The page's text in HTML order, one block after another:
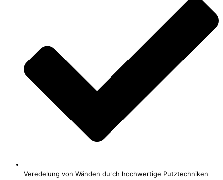
Veredelung von Wänden durch hochwertige Putztechniken